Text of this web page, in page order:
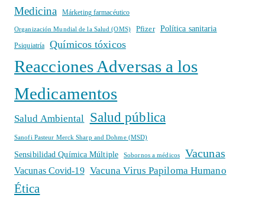
Medicina Márketing farmacéutico
Organización Mundial de la Salud (OMS) Pfizer Política sanitaria
Psiquiatría Químicos tóxicos
Reacciones Adversas a los
Medicamentos
Salud Ambiental Salud pública
Sanofi Pasteur Merck Sharp and Dohme (MSD)
Sensibilidad Química Múltiple Sobornos a médicos Vacunas
Vacunas Covid-19 Vacuna Virus Papiloma Humano
Ética